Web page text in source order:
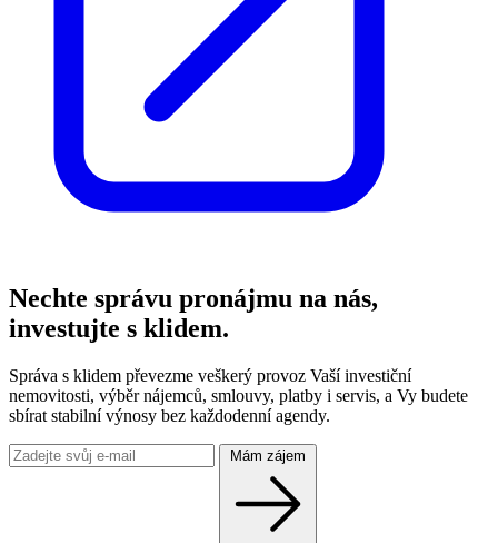
Nechte správu pronájmu na nás,
investujte s klidem.
Správa s klidem převezme veškerý provoz Vaší investiční
nemovitosti, výběr nájemců, smlouvy, platby i servis, a Vy budete
sbírat stabilní výnosy bez každodenní agendy.
Mám zájem